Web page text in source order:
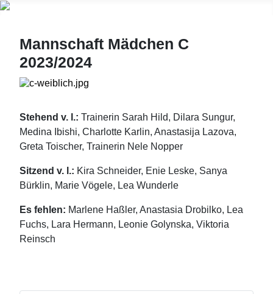
Mannschaft Mädchen C
2023/2024
Stehend v. l.: Trainerin Sarah Hild, Dilara Sungur,
Medina Ibishi, Charlotte Karlin, Anastasija Lazova,
Greta Toischer, Trainerin Nele Nopper
Sitzend v. l.: Kira Schneider, Enie Leske, Sanya
Bürklin, Marie Vögele, Lea Wunderle
Es fehlen: Marlene Haßler, Anastasia Drobilko, Lea
Fuchs, Lara Hermann, Leonie Golynska, Viktoria
Reinsch